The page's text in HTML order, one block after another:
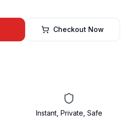
Checkout Now
Instant, Private, Safe